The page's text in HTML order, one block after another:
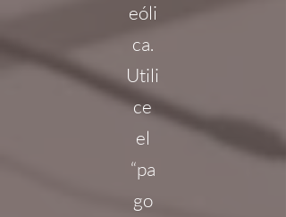
eóli
ca.
Utili
ce
el
“pa
go